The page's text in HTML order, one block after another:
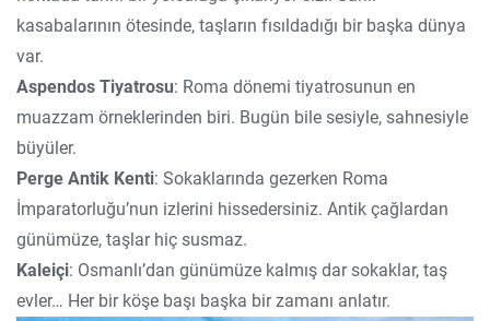
kasabalarının ötesinde, taşların fısıldadığı bir başka dünya
var.
Aspendos Tiyatrosu: Roma dönemi tiyatrosunun en
muazzam örneklerinden biri. Bugün bile sesiyle, sahnesiyle
büyüler.
Perge Antik Kenti: Sokaklarında gezerken Roma
İmparatorluğu’nun izlerini hissedersiniz. Antik çağlardan
günümüze, taşlar hiç susmaz.
Kaleiçi: Osmanlı’dan günümüze kalmış dar sokaklar, taş
evler… Her bir köşe başı başka bir zamanı anlatır.